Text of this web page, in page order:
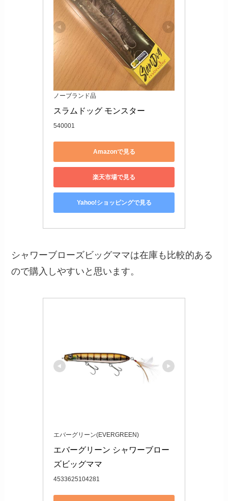
ノーブランド品
スラムドッグ モンスター
540001
Amazonで見る
楽天市場で見る
Yahoo!ショッピングで見る
シャワーブローズビッグママは在庫も比較的ある
ので購入しやすいと思います。
エバーグリーン(EVERGREEN)
エバーグリーン シャワーブロー
ズビッグママ
4533625104281